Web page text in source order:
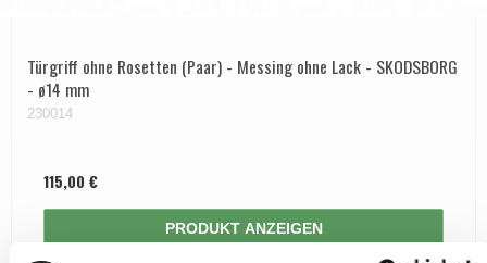
Türgriff ohne Rosetten (Paar) - Messing ohne Lack - SKODSBORG
- ø14 mm
230014
115,00 €
PRODUKT ANZEIGEN